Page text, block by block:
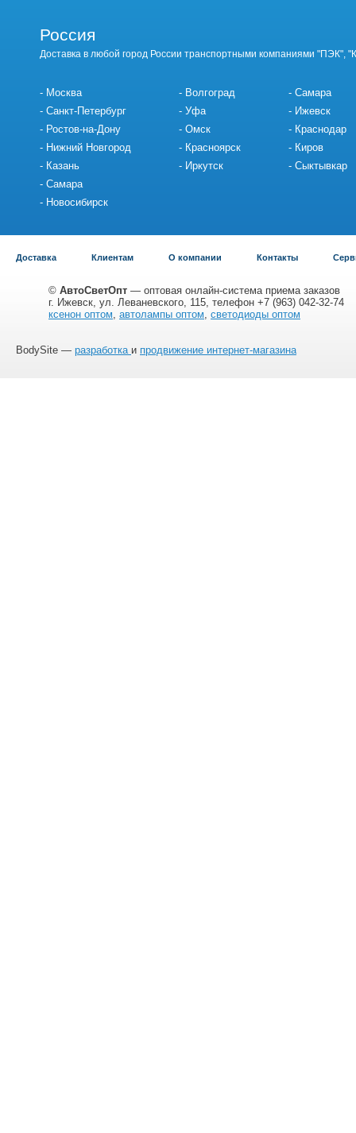
Россия
Доставка в любой город России транспортными компаниями "ПЭК",
Москва
Санкт-Петербург
Ростов-на-Дону
Нижний Новгород
Казань
Самара
Новосибирск
Волгоград
Уфа
Омск
Красноярск
Иркутск
Самара
Ижевск
Краснодар
Киров
Сыктывкар
Доставка Клиентам О компании Контакты
© АвтоСветОпт — оптовая онлайн-система приема заказов
г. Ижевск, ул. Леваневского, 115, телефон +7 (963) 042-32-74
ксенон оптом, автолампы оптом, светодиоды оптом
BodySite — разработка и продвижение интернет-магазина